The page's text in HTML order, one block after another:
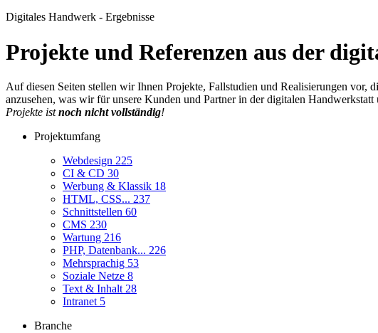
Digitales Handwerk - Ergebnisse
Projekte und Referenzen aus der
Auf diesen Seiten stellen wir Ihnen Projekte, Fallstudien und Realisierungen vor,
anzusehen, was wir für unsere Kunden und Partner in der digitalen Handwerkstatt
Projekte istnoch nicht vollständig!
Projektumfang
Webdesign 225
CI & CD 30
Werbung & Klassik 18
HTML, CSS... 237
Schnittstellen 60
CMS 230
Wartung 216
PHP, Datenbank... 226
Mehrsprachig 53
Soziale Netze 8
Text & Inhalt 28
Intranet 5
Branche